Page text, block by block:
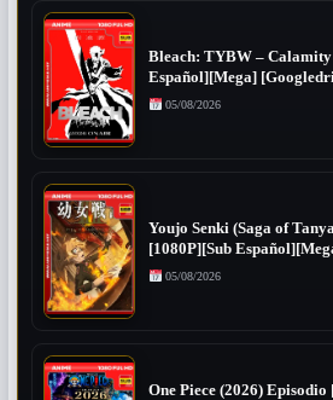
Bleach: TYBW –
Español][Mega]
05/08/2026
Youjo Senki (Saga of
[1080P][Sub
05/08/2026
One Piece (2026)